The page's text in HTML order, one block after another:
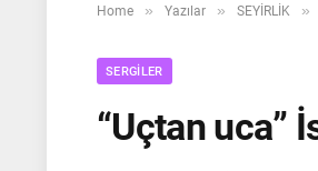
Home » Yazılar » SEYİRLİK »
SERGILER
“Uçtan uca”